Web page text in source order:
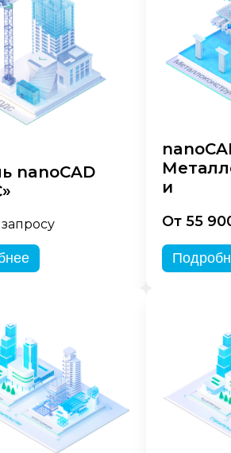
nanoCAD
и
От 55